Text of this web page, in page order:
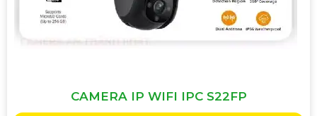
CAMERA IP WIFI IPC S22FP